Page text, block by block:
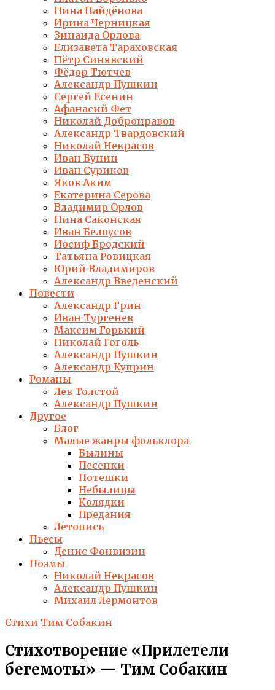
Нина Найдёнова
Ирина Черницкая
Зинаида Орлова
Елизавета Тараховская
Пётр Синявский
Фёдор Тютчев
Александр Пушкин
Сергей Есенин
Афанасий Фет
Николай Добронравов
Александр Твардовский
Николай Некрасов
Иван Бунин
Иван Суриков
Яков Аким
Екатерина Серова
Владимир Орлов
Нина Саконская
Иван Белоусов
Иосиф Бродский
Татьяна Ровицкая
Юрий Владимиров
Александр Введенский
Повести
Александр Грин
Иван Тургенев
Максим Горький
Николай Гоголь
Александр Пушкин
Александр Куприн
Романы
Лев Толстой
Александр Пушкин
Другое
Блог
Малые жанры фольклора
Былины
Песенки
Потешки
Небылицы
Колядки
Предания
Летопись
Пьесы
Денис Фонвизин
Поэмы
Николай Некрасов
Александр Пушкин
Михаил Лермонтов
Стихи Тим Собакин
Стихотворение «Прилетели
бегемоты» — Тим Собакин